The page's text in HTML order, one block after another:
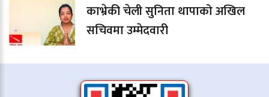
काभ्रेकी चेली सुनिता थापाको अखिल
सचिवमा उम्मेदवारी